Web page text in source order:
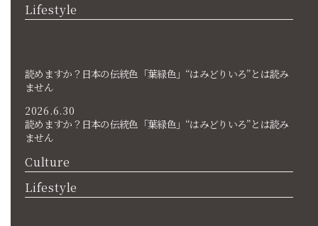
Lifestyle
読めますか？日本の伝統色「葉緑色」“はみどりいろ”とは読み
ません
2026.6.30
読めますか？日本の伝統色「葉緑色」“はみどりいろ”とは読み
ません
Culture
Lifestyle